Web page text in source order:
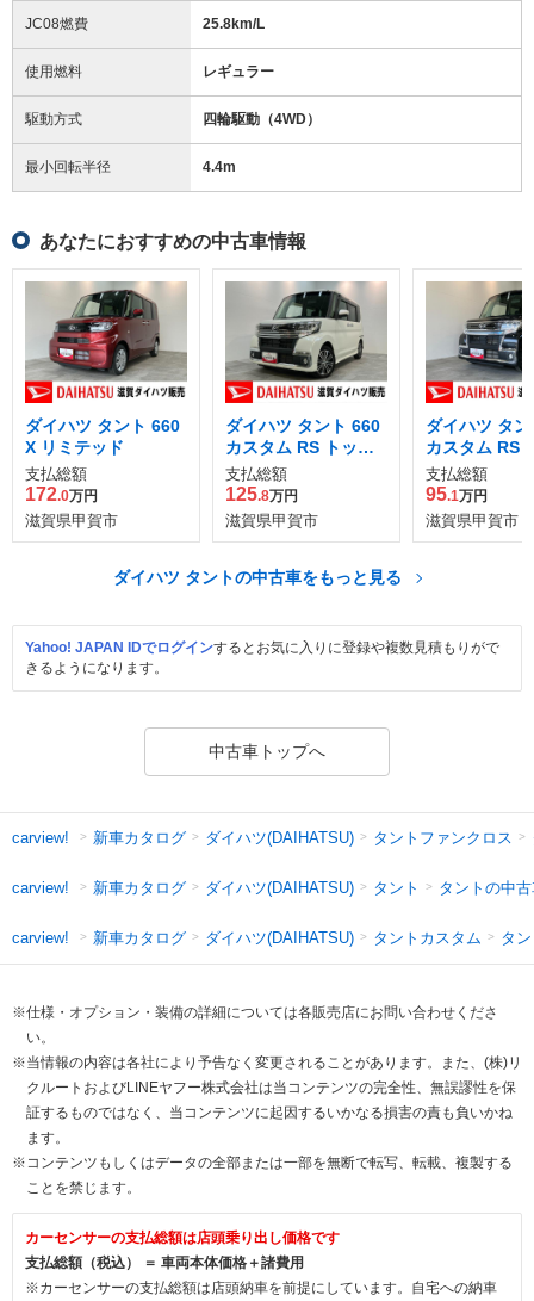
JC08燃費 25.8km/L
使用燃料 レギュラー
駆動方式 四輪駆動（4WD）
最小回転半径 4.4m
あなたにおすすめの中古車情報
ダイハツ タント 660
X リミテッド
支払総額
172.0万円
滋賀県甲賀市
ダイハツ タント 660
カスタム RS トップ
エディション SAIII
支払総額
125.8万円
滋賀県甲賀市
ダイハツ タ
カスタム RS
エディション
ッド SAIII
支払総額
95.1万円
滋賀県甲賀市
ダイハツ タントの中古車をもっと見る
Yahoo! JAPAN IDでログインするとお気に入りに登録や複数見積もりがで
きるようになります。
中古車トップへ
carview! 新車カタログ ダイハツ(DAIHATSU) タントファンクロス
carview! 新車カタログ ダイハツ(DAIHATSU) タント タントの中
carview! 新車カタログ ダイハツ(DAIHATSU) タントカスタム タ
※仕様・オプション・装備の詳細については各販売店にお問い合わせくださ
い。
※当情報の内容は各社により予告なく変更されることがあります。また、(株)リ
クルートおよびLINEヤフー株式会社は当コンテンツの完全性、無誤謬性を保
証するものではなく、当コンテンツに起因するいかなる損害の責も負いかね
ます。
※コンテンツもしくはデータの全部または一部を無断で転写、転載、複製する
ことを禁じます。
カーセンサーの支払総額は店頭乗り出し価格です
支払総額（税込） ＝ 車両本体価格＋諸費用
※カーセンサーの支払総額は店頭納車を前提にしています。自宅への納車